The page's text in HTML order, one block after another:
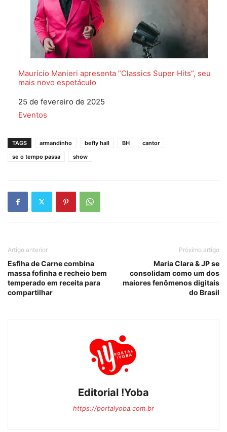
Maurício Manieri apresenta “Classics Super Hits”, seu
mais novo espetáculo
Data
25 de fevereiro de 2025
Em relação a
Eventos
TAGS armandinho befly hall BH
cantor
se o tempo passa
show
Artigo anterior
Esfiha de Carne combina
massa fofinha e recheio bem
temperado em receita para
compartilhar
Próximo artigo
Maria Clara & JP se
consolidam como um dos
maiores fenômenos digitais
do Brasil
Editorial !Yoba
https://portalyoba.com.br